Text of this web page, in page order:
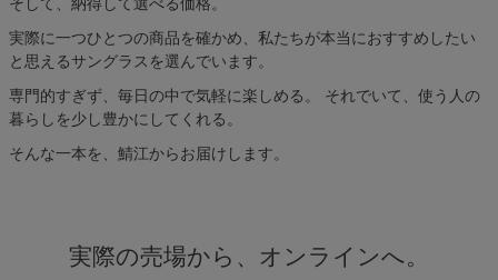
実際に一つひとつの商品を確かめ、私たちが本当におすすめしたい
と思えるサングラスを選んでいます。
専門的すぎず、毎日の中で気軽に楽しめる。 それでいて、使う人の
暮らしを少し豊かにしてくれる。
そんな一本を、鯖江からお届けします。
実際の売場から、オンラインへ。